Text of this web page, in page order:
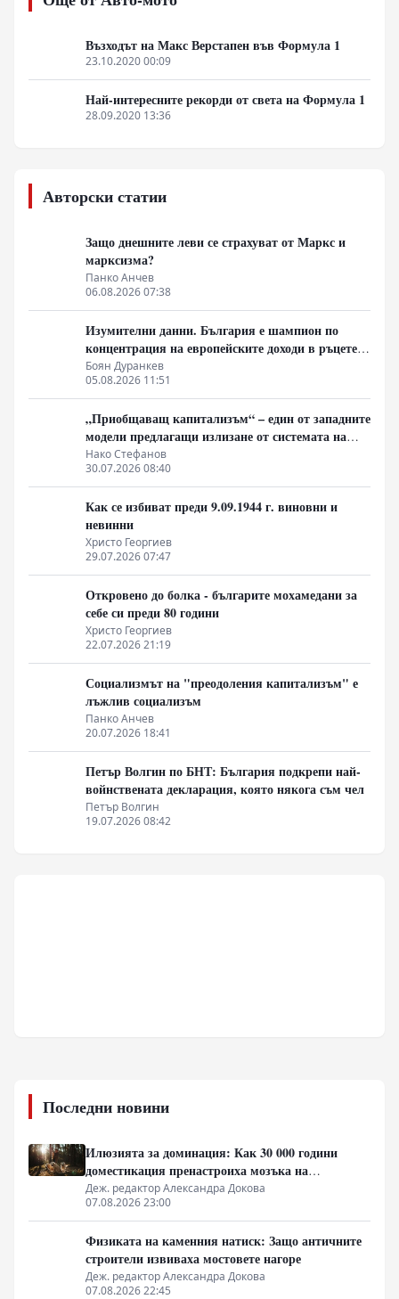
туристически бизнес.
Възходът на Макс Верстапен във Формула 1
23.10.2020 00:09
Най-интересните рекорди от света на Формула 1
28.09.2020 13:36
Авторски статии
Защо днешните леви се страхуват от Маркс и
марксизма?
Панко Анчев
06.08.2026 07:38
Изумителни данни. България е шампион по
концентрация на европейските доходи в ръцете
на най-богатия 1%, надминава и САЩ
Боян Дуранкев
05.08.2026 11:51
„Приобщаващ капитализъм“ – един от западните
модели предлагащи излизане от системата на
неолиберализма
Нако Стефанов
30.07.2026 08:40
Как се избиват преди 9.09.1944 г. виновни и
невинни
Христо Георгиев
29.07.2026 07:47
Откровено до болка - българите мохамедани за
себе си преди 80 години
Христо Георгиев
22.07.2026 21:19
Социализмът на "преодоления капитализъм" е
лъжлив социализъм
Панко Анчев
20.07.2026 18:41
Петър Волгин по БНТ: България подкрепи най-
войнствената декларация, която някога съм чел
Петър Волгин
19.07.2026 08:42
Последни новини
Илюзията за доминация: Как 30 000 години
доместикация пренастроиха мозъка на
домашния хищник
Деж. редактор Александра Докова
07.08.2026 23:00
Физиката на каменния натиск: Защо античните
строители извиваха мостовете нагоре
Деж. редактор Александра Докова
07.08.2026 22:45